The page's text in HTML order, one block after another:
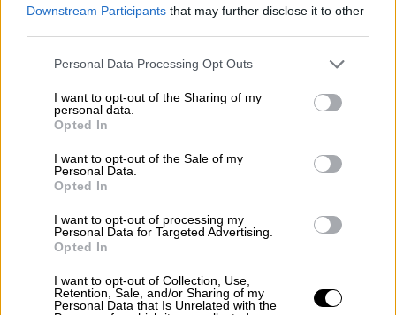
Downstream Participants that may further disclose it to other
Please note that this website/app uses one or more Google
not limited to your visit or usage behaviour. You may click to
grant or deny consent to Google and its third-party tags to
use your data for below specified purposes in below Google
consent section.
Personal Data Processing Opt Outs
I want to opt-out of the Sharing of my
personal data.
Opted In
I want to opt-out of the Sale of my
Personal Data.
Opted In
I want to opt-out of processing my
Personal Data for Targeted Advertising.
Opted In
I want to opt-out of Collection, Use,
Retention, Sale, and/or Sharing of my
Personal Data that Is Unrelated with the
Ελλάδα|29.05.2023 00:00